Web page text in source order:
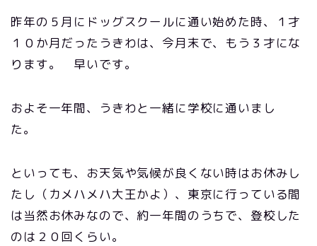
昨年の５月にドッグスクールに通い始めた時、１才
１０か月だったうきわは、今月末で、もう３才にな
ります。 早いです。
およそ一年間、うきわと一緒に学校に通いまし
た。
といっても、お天気や気候が良くない時はお休みし
たし（カメハメハ大王かよ）、東京に行っている間
は当然お休みなので、約一年間のうちで、登校した
のは２０回くらい。